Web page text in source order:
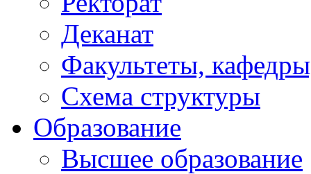
Деканат
Факультеты,
Схема структуры
Образование
Высшее образование